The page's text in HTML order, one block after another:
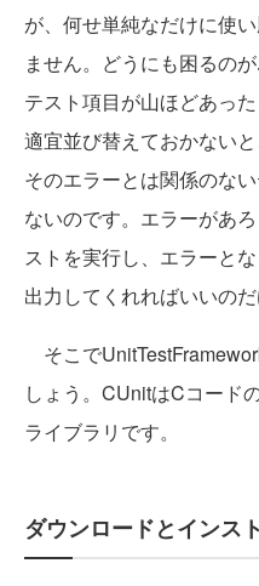
が、何せ単純なだけに使
ません。どうにも困るのが
テスト項目が山ほどあった
適宜並び替えておかない
そのエラーとは関係のな
ないのです。エラーがあ
ストを実行し、エラーと
出力してくれればいいのだ
そこで
しょう。CUnitはCコード
ライブラリです。
ダウンロードとインス